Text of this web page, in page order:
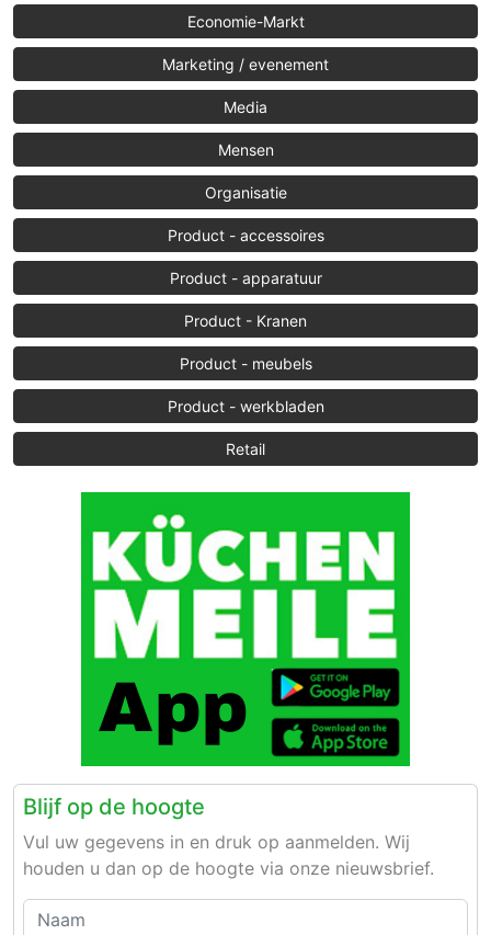
Economie-Markt
Marketing / evenement
Media
Mensen
Organisatie
Product - accessoires
Product - apparatuur
Product - Kranen
Product - meubels
Product - werkbladen
Retail
Blijf op de hoogte
Vul uw gegevens in en druk op aanmelden. Wij
houden u dan op de hoogte via onze nieuwsbrief.